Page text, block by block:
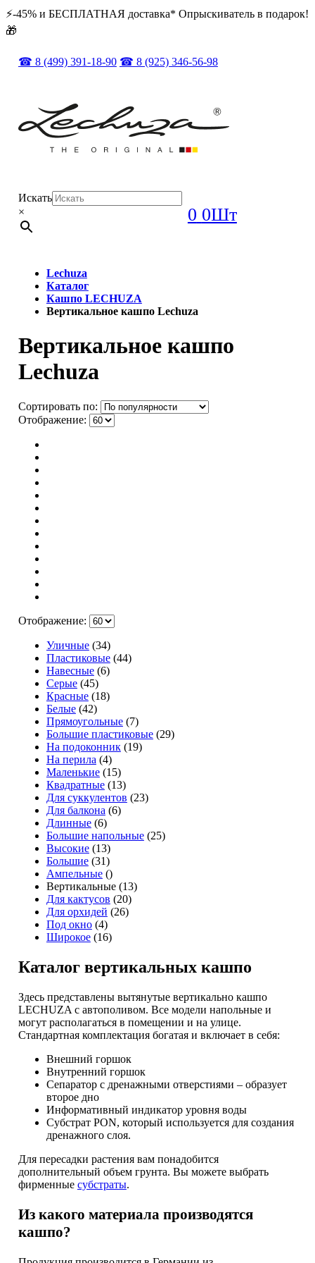
⚡️️-45% и БЕСПЛАТНАЯ доставка* Опрыскиватель в подарок!
🎁
☎ 8 (499) 391-18-90 ☎ 8 (925) 346-56-98
Искать
×
0 0Шт
Lechuza
Каталог
Кашпо LECHUZA
Вертикальное кашпо Lechuza
Вертикальное кашпо
Lechuza
Сортировать по:
Отображение:
Отображение:
Уличные(34)
Пластиковые(44)
Навесные(6)
Серые(45)
Красные(18)
Белые(42)
Прямоугольные(7)
Большие пластиковые(29)
На подоконник(19)
На перила (4)
Маленькие(15)
Квадратные(13)
Для суккулентов (23)
Для балкона (6)
Длинные(6)
Большие напольные(25)
Высокие(13)
Большие(31)
Ампельные()
Вертикальные (13)
Для кактусов (20)
Для орхидей (26)
Под окно(4)
Широкое(16)
Каталог вертикальных кашпо
Здесь представлены вытянутые вертикально кашпо
LECHUZA с автополивом. Все модели напольные и
могут располагаться в помещении и на улице.
Стандартная комплектация богатая и включает в себя:
Внешний горшок
Внутренний горшок
Сепаратор с дренажными отверстиями – образует
второе дно
Информативный индикатор уровня воды
Субстрат PON, который используется для создания
дренажного слоя.
Для пересадки растения вам понадобится
дополнительный объем грунта. Вы можете выбрать
фирменные субстраты.
Из какого материала производятся
кашпо?